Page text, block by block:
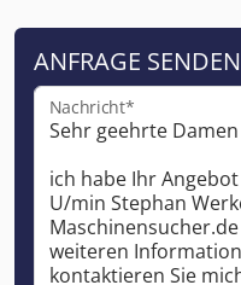
ANFRAGE SENDEN
Nachricht*